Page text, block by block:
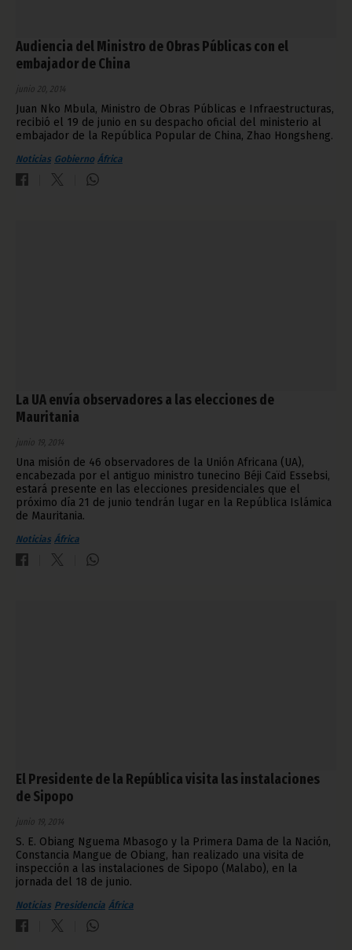
Audiencia del Ministro de Obras Públicas con el
embajador de China
junio 20, 2014
Juan Nko Mbula, Ministro de Obras Públicas e Infraestructuras,
recibió el 19 de junio en su despacho oficial del ministerio al
embajador de la República Popular de China, Zhao Hongsheng.
Noticias Gobierno África
La UA envía observadores a las elecciones de
Mauritania
junio 19, 2014
Una misión de 46 observadores de la Unión Africana (UA),
encabezada por el antiguo ministro tunecino Béji Caïd Essebsi,
estará presente en las elecciones presidenciales que el
próximo día 21 de junio tendrán lugar en la República Islámica
de Mauritania.
Noticias África
El Presidente de la República visita las instalaciones
de Sipopo
junio 19, 2014
S. E. Obiang Nguema Mbasogo y la Primera Dama de la Nación,
Constancia Mangue de Obiang, han realizado una visita de
inspección a las instalaciones de Sipopo (Malabo), en la
jornada del 18 de junio.
Noticias Presidencia África